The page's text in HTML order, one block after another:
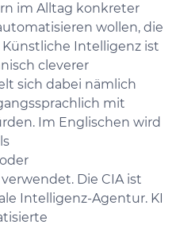
im Alltag konkreter
wollen, die
Künstliche Intelligenz ist
cleverer
sich dabei nämlich
mit
Im Englischen wird
Die CIA ist
Intelligenz-Agentur. KI